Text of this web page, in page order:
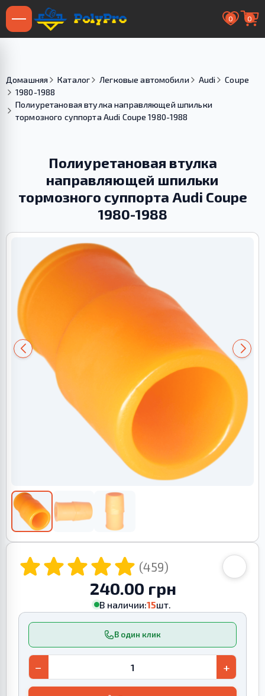
0 0
Домашняя Каталог Легковые автомобили Audi
Coupe
1980-1988
Полиуретановая втулка направляющей шпильки
тормозного суппорта Audi Coupe 1980-1988
Полиуретановая втулка
направляющей шпильки
тормозного суппорта Audi Coupe
1980-1988
(459)
240.00 грн
В наличии:15шт.
В один клик
− +